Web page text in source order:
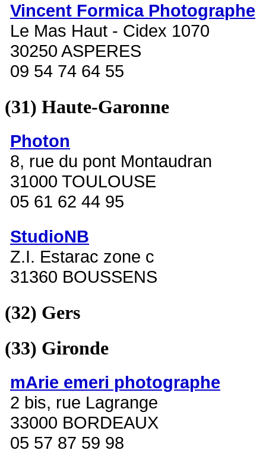
Vincent Formica Photographe
Le Mas Haut - Cidex 1070
30250 ASPERES
09 54 74 64 55
(31) Haute-Garonne
Photon
8, rue du pont Montaudran
31000 TOULOUSE
05 61 62 44 95
StudioNB
Z.I. Estarac zone c
31360 BOUSSENS
(32) Gers
(33) Gironde
mArie emeri photographe
2 bis, rue Lagrange
33000 BORDEAUX
05 57 87 59 98